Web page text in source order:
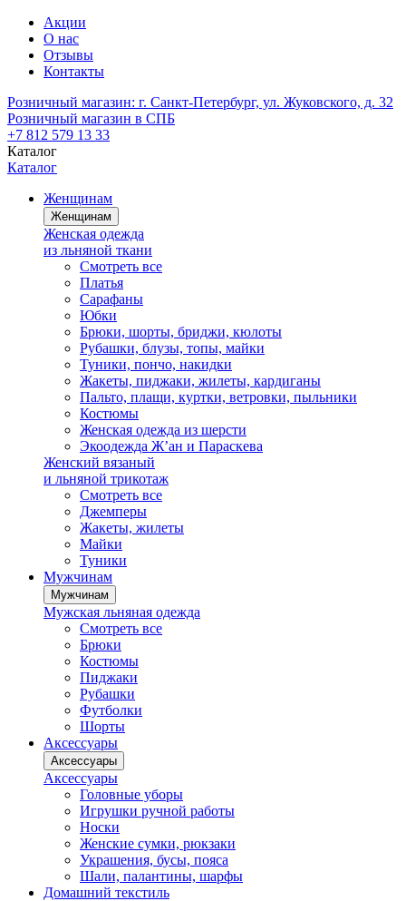
Акции
О нас
Отзывы
Контакты
Розничный магазин: г. Санкт-Петербург, ул. Жуковского, д. 32
Розничный магазин в СПБ
+7 812 579 13 33
Каталог
Каталог
Женщинам
Женщинам
Женская одежда
из льняной ткани
Смотреть все
Платья
Сарафаны
Юбки
Брюки, шорты, бриджи, кюлоты
Рубашки, блузы, топы, майки
Туники, пончо, накидки
Жакеты, пиджаки, жилеты, кардиганы
Пальто, плащи, куртки, ветровки, пыльники
Костюмы
Женская одежда из шерсти
Экоодежда Ж’ан и Параскева
Женский вязаный
и льняной трикотаж
Смотреть все
Джемперы
Жакеты, жилеты
Майки
Туники
Мужчинам
Мужчинам
Мужская льняная одежда
Смотреть все
Брюки
Костюмы
Пиджаки
Рубашки
Футболки
Шорты
Аксессуары
Аксессуары
Аксессуары
Головные уборы
Игрушки ручной работы
Носки
Женские сумки, рюкзаки
Украшения, бусы, пояса
Шали, палантины, шарфы
Домашний текстиль